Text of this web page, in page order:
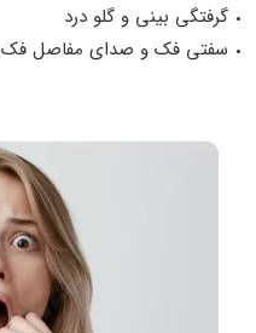
گرفتگی بینی و گلو درد
سفتی فک و صدای مفاصل فک